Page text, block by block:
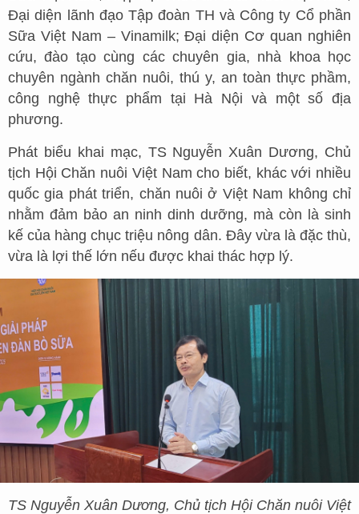
Đại diện lãnh đạo Tập đoàn TH và Công ty Cổ phần
Sữa Việt Nam – Vinamilk; Đại diện Cơ quan nghiên
cứu, đào tạo cùng các chuyên gia, nhà khoa học
chuyên ngành chăn nuôi, thú y, an toàn thực phầm,
công nghệ thực phẩm tại Hà Nội và một số địa
phương.
Phát biểu khai mạc, TS Nguyễn Xuân Dương, Chủ
tịch Hội Chăn nuôi Việt Nam cho biết, khác với nhiều
quốc gia phát triển, chăn nuôi ở Việt Nam không chỉ
nhằm đảm bảo an ninh dinh dưỡng, mà còn là sinh
kế của hàng chục triệu nông dân. Đây vừa là đặc thù,
vừa là lợi thế lớn nếu được khai thác hợp lý.
TS Nguyễn Xuân Dương, Chủ tịch Hội Chăn nuôi Việt